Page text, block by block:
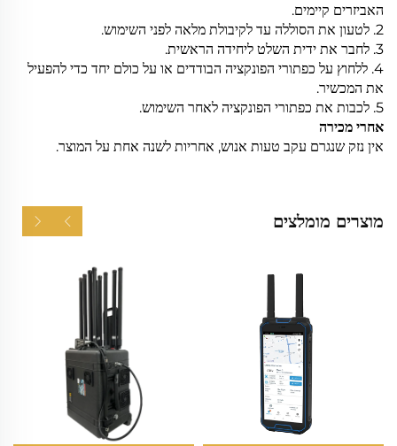
האביזרים קיימים.
2. לטעון את הסוללה עד לקיבולת מלאה לפני השימוש.
3. לחבר את ידית השלט ליחידה הראשית.
4. ללחוץ על כפתורי הפונקציה הבודדים או על כולם יחד כדי להפעיל
את המכשיר.
5. לכבות את כפתורי הפונקציה לאחר השימוש.
אחרי מכירה
אין נזק שנגרם עקב טעות אנוש, אחריות לשנה אחת על המוצר.
מוצרים מומלצים